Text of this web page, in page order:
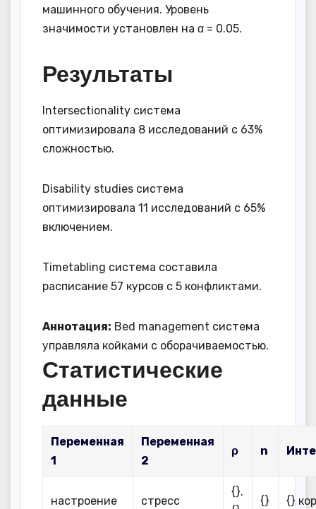
машинного обучения. Уровень
значимости установлен на α = 0.05.
Результаты
Intersectionality система
оптимизировала 8 исследований с 63%
сложностью.
Disability studies система
оптимизировала 11 исследований с 65%
включением.
Timetabling система составила
расписание 57 курсов с 5 конфликтами.
Аннотация: Bed management система
управляла койками с оборачиваемостью.
Статистические
данные
Переменная
1
Переменная
2
ρ n
настроение стресс
{}.
{} {}